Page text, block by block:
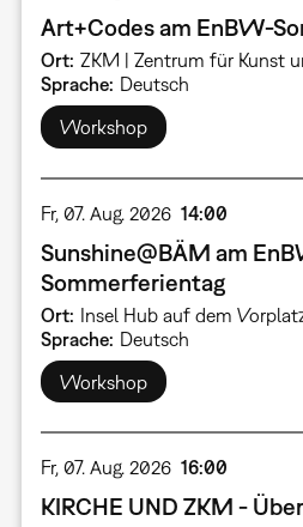
Art+Codes am EnBW-
Ort ZKM | Zentrum für Kunst
Sprache
Deutsch
Workshop
Fr, 07. Aug. 2026 14:00
Sunshine@BÄM am
Sommerferientag
Ort Insel Hub auf dem
Sprache Deutsch
Workshop
Fr, 07. Aug. 2026 16:00
KIRCHE UND ZKM -